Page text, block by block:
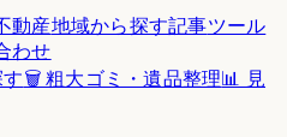
動産地域から探す記事ツール
わせ
🗑️ 粗大ゴミ・遺品整理📊 見